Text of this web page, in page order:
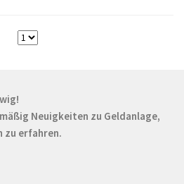
Neuigkeiten zu Geldanlage,
zu erfahren.